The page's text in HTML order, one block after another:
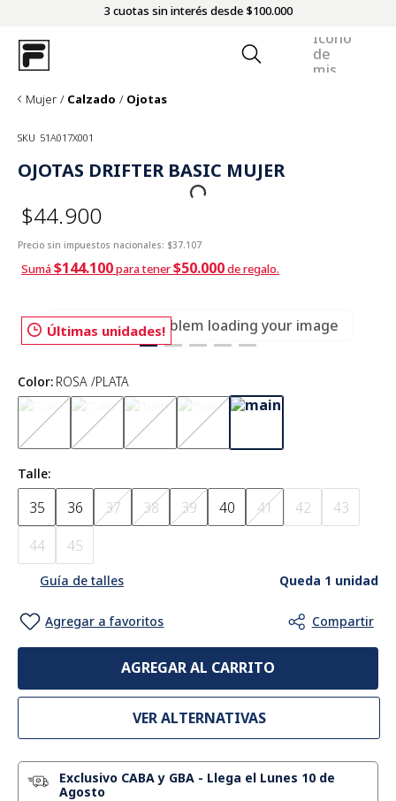
3 cuotas sin interés desde $100.000
Mujer Calzado Ojotas
SKU 51A017X001
OJOTAS DRIFTER BASIC MUJER
$44.900
Precio sin impuestos nacionales: $37.107
Sumá$144.100para tener$50.000de regalo.
Últimas unidades!
There was a problem loading your image
Color: ROSA /PLATA
Talle
35 36 37 38 39 40 41 42
43
44
45
Guía de talles Queda 1 unidad
AGREGAR AL CARRITO
VER ALTERNATIVAS
Exclusivo CABA y GBA - Llega el Lunes 10 de
Agosto